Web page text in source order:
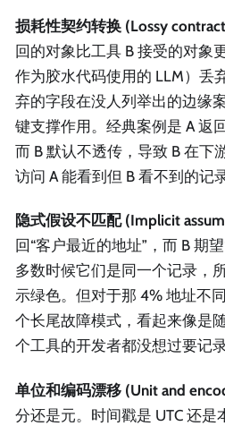
损耗性契约转换 (Lossy
回的对象比工具 B 接受的对象
作为胶水代码使用的 LLM）丢
弃的字段在没人列举出的边缘
键支撑作用。经典案例是 A 返
而 B 默认不透传，导致 B 在下
访问 A 能看到但 B 看不到的记录
隐式假设不匹配 (Implicit
回“客户最近的地址”，而 B 期
多数时候它们是同一个记录，
示绿色。但对于那 4% 地址不
个长尾故障模式，看起来像是
个工具的开发者都没想过要记
单位和编码漂移 (Unit and
分还是元。时间戳是 UTC 还是